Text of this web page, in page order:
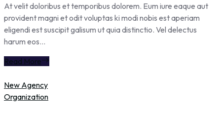
At velit doloribus et temporibus dolorem. Eum iure eaque aut
provident magni et odit voluptas ki modi nobis est aperiam
eligendi est suscipit galisum ut quia distinctio. Vel delectus
harum eos...
Read More
New Agency
Organization